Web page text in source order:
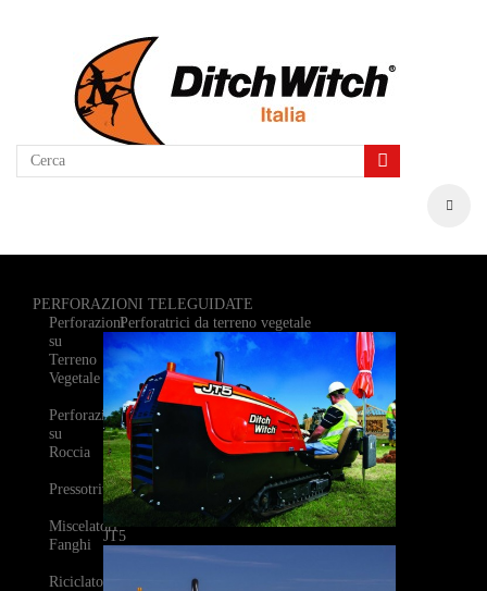
PERFORAZIONI TELEGUIDATE
Perforazioni
su
Terreno
Vegetale
Perforazioni
su
Roccia
Pressotrivelle
Miscelatori
Fanghi
Riciclatori
Perforatrici da terreno vegetale
JT5